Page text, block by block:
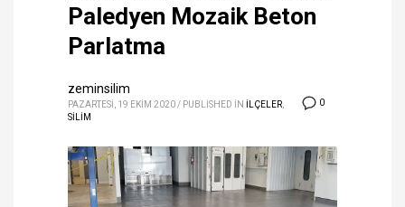
Paledyen Mozaik Beton
Parlatma
0
zeminsilim
PAZARTESI, 19 EKIM 2020 / PUBLISHED IN İLÇELER
SİLİM